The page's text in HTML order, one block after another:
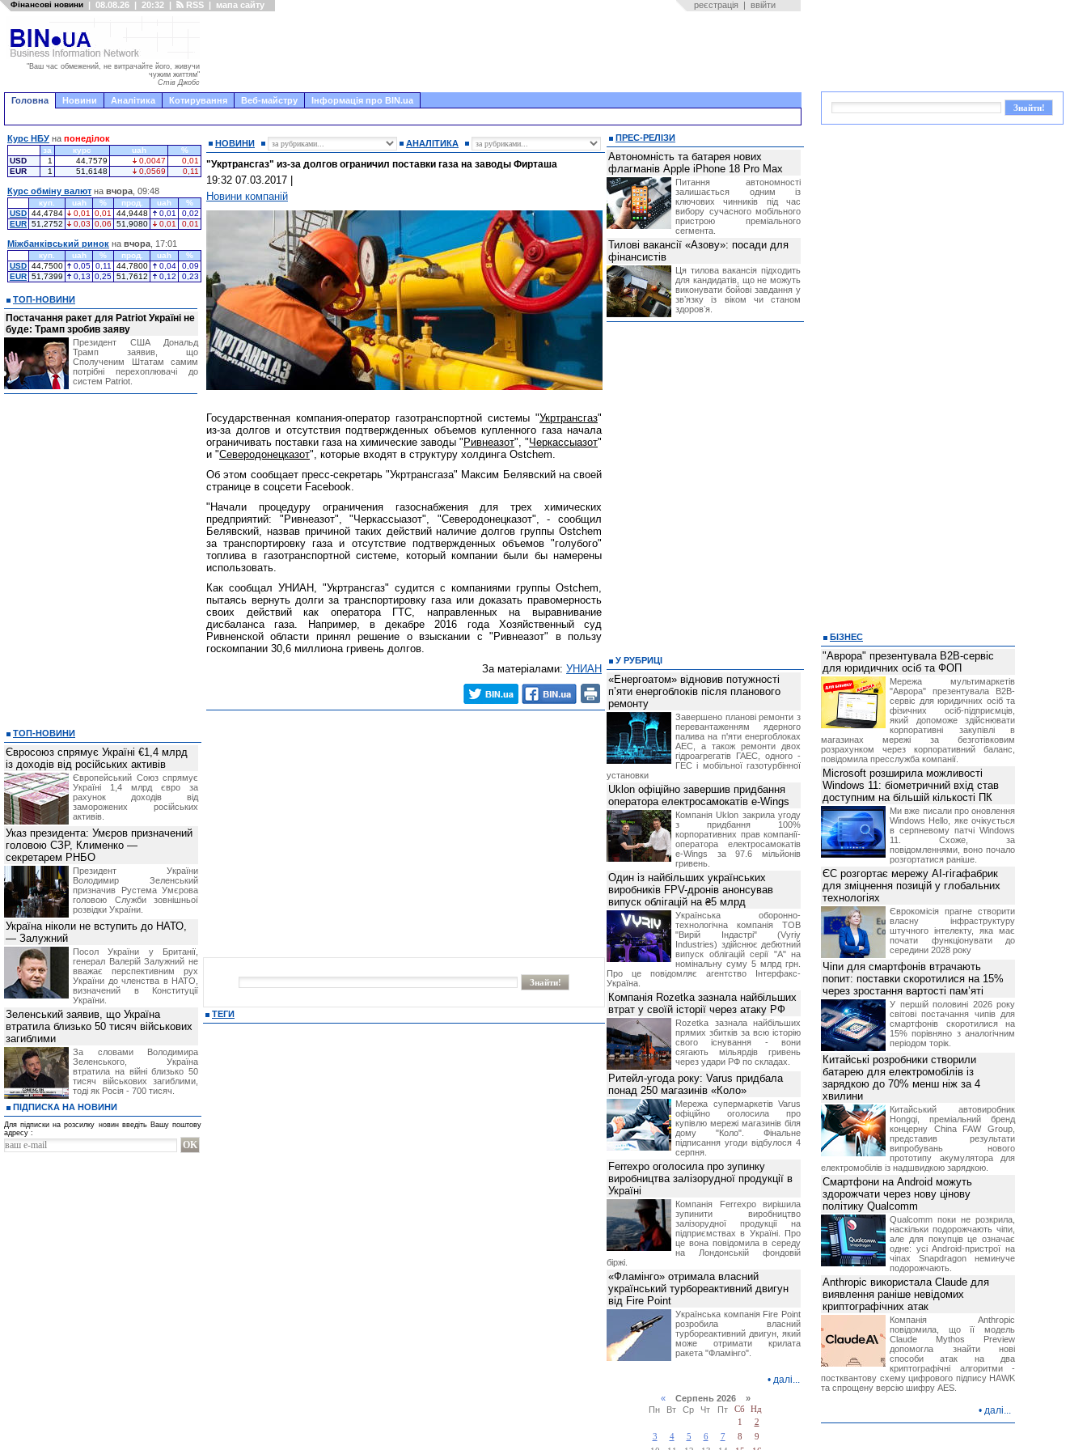
Фінансові новини | 08.08.26 | 20:32 | RSS | мапа сайту реєстрація | ввійти
"Ваш час обмежений, не витрачайте його, живучи
чужим життям"
Стів Джобс
Головна Новини Аналітика Котирування Веб-майстру Інформація про BIN.ua
НОВИНИ АНАЛІТИКА
"Укртрансгаз" из-за долгов ограничил поставки газа на заводы Фирташа
19:32 07.03.2017
Новини компаній
Государственная компания-оператор газотранспортной системы "Укртрансгаз"
из-за долгов и отсутствия подтвержденных объемов купленного газа начала
ограничивать поставки газа на химические заводы " Ривнеазот", "Черкассыазот"
и "Северодонецказот", которые входят в структуру холдинга Ostchem.
Об этом сообщает пресс-секретарь "Укртрансгаза" Максим Белявский на своей
странице в соцсети Facebook.
"Начали процедуру ограничения газоснабжения для трех химических
предприятий: "Ривнеазот", "Черкассыазот", "Северодонецказот", - сообщил
Белявский, назвав причиной таких действий наличие долгов группы Ostchem
за транспортировку газа и отсутствие подтвержденных объемов "голубого"
топлива в газотранспортной системе, который компании были бы намерены
использовать.
Как сообщал УНИАН, "Укртрансгаз" судится с компаниями группы Ostchem,
пытаясь вернуть долги за транспортировку газа или доказать правомерность
своих действий как оператора ГТС, направленных на выравнивание
дисбаланса газа. Например, в декабре 2016 года Хозяйственный суд
Ривненской области принял решение о взыскании с "Ривнеазот" в пользу
госкомпании 30,6 миллиона гривень долгов.
За матеріалами: УНИАН
ТЕГИ
Курс НБУ на понеділок
за курс uah
%
USD
1 44,7579 0,0047
0,01
EUR
1 51,6148 0,0569 0,11
Курс обміну валют на вчора , 09:48
куп. uah % прод. uah
%
USD 44,4784 0,01 0,01 44,9448 0,01
0,02
EUR 51,2752 0,03 0,06 51,9080 0,01 0,01
Міжбанківський ринок на вчора , 17:01
куп. uah % прод. uah
%
USD 44,7500 0,05 0,11 44,7800 0,04
0,09
EUR 51,7399 0,13 0,25 51,7612 0,12 0,23
ТОП-НОВИНИ
Постачання ракет для Patriot Україні не
буде: Трамп зробив заяву
Президент США Дональд
Трамп заявив, що
Сполученим Штатам самим
потрібні перехоплювачі до
систем Patriot.
ТОП-НОВИНИ
Євросоюз спрямує Україні €1,4 млрд
із доходів від російських активів
Європейський Союз спрямує
Україні 1,4 млрд євро за
рахунок доходів від
заморожених російських
активів.
Указ президента: Умєров призначений
головою СЗР, Клименко —
секретарем РНБО
Президент України
Володимир Зеленський
призначив Pустема Умєрова
головою Служби зовнішньої
розвідки України.
Україна ніколи не вступить до НАТО,
— Залужний
Посол України у Британії,
генерал Валерій Залужний не
вважає перспективним рух
України до членства в НАТО,
визначений в Конституції
України.
Зеленський заявив, що Україна
втратила близько 50 тисяч військових
загиблими
За словами Володимира
Зеленського, Україна
втратила на війні близько 50
тисяч військових загиблими,
тоді як Росія - 700 тисяч.
ПІДПИСКА НА НОВИНИ
Для підписки на розсилку новин введіть Вашу поштову
адресу :
ПРЕС-РЕЛІЗИ
Автономність та батарея нових
флагманів Apple iPhone 18 Pro Max
Питання автономності
залишається одним із
ключових чинників під час
вибору сучасного мобільного
пристрою преміального
сегмента.
Тилові вакансії «Азову»: посади для
фінансистів
Ця тилова вакансія підходить
для кандидатів, що не можуть
виконувати бойові завдання у
звʼязку із віком чи станом
здоровʼя.
У РУБРИЦІ
«Енергоатом» відновив потужності
п’яти енергоблоків після планового
ремонту
Завершено планові ремонти з
перевантаженням ядерного
палива на п'яти енергоблоках
АЕС, а також ремонти двох
гідроагрегатів ГАЕС, одного -
ГЕС і мобільної газотурбінної
установки
Uklon офіційно завершив придбання
оператора електросамокатів e-Wings
Компанія Uklon закрила угоду
з придбання 100%
корпоративних прав компанії-
оператора електросамокатів
e-Wings за 97.6 мільйонів
гривень.
Один із найбільших українських
виробників FPV-дронів анонсував
випуск облігацій на ₴5 млрд
Українська оборонно-
технологічна компанія ТОВ
"Вирій Індастрі" (Vyriy
Industries) здійснює дебютний
випуск облігацій серії "А" на
номінальну суму 5 млрд грн.
Про це повідомляє агентство Інтерфакс-
Україна.
Компанія Rozetka зазнала найбільших
втрат у своїй історії через атаку РФ
Rozetka зазнала найбільших
прямих збитків за всю історію
свого існування - вони
сягають мільярдів гривень
через удари РФ по складах.
Ритейл-угода року: Varus придбала
понад 250 магазинів «Коло»
Мережа супермаркетів Varus
офіційно оголосила про
купівлю мережі магазинів біля
дому "Коло". Фінальне
підписання угоди відбулося 4
серпня.
Ferrexpo оголосила про зупинку
виробництва залізорудної продукції в
Україні
Компанія Ferrexpo вирішила
зупинити виробництво
залізорудної продукції на
підприємствах в Україні. Про
це вона повідомила в середу
на Лондонській фондовій
біржі.
«Фламінго» отримала власний
український турбореактивний двигун
від Fire Point
Українська компанія Fire Point
розробила власний
турбореактивний двигун, який
може отримати крилата
ракета "Фламінго".
• далі...
«Серпень 2026 »
Пн
Вт Ср Чт Пт Сб
Нд
1
2
3
4 5 6 7 8
9
БІЗНЕС
"Аврора" презентувала B2B-сервіс
для юридичних осіб та ФОП
Мережа мультимаркетів
"Аврора" презентувала B2B-
сервіс для юридичних осіб та
фізичних осіб-підприємців,
який допоможе здійснювати
корпоративні закупівлі в
магазинах мережі за безготівковим
розрахунком через корпоративний баланс,
повідомила пресслужба компанії.
Microsoft розширила можливості
Windows 11: біометричний вхід став
доступним на більшій кількості ПК
Ми вже писали про оновлення
Windows Hello, яке очікується
в серпневому патчі Windows
11. Схоже, за
повідомленнями, воно почало
розгортатися раніше.
ЄС розгортає мережу AI-гігафабрик
для зміцнення позицій у глобальних
технологіях
Єврокомісія прагне створити
власну інфраструктуру
штучного інтелекту, яка має
почати функціонувати до
середини 2028 року
Чіпи для смартфонів втрачають
попит: поставки скоротилися на 15%
через зростання вартості пам’яті
У першій половині 2026 року
світові постачання чипів для
смартфонів скоротилися на
15% порівняно з аналогічним
періодом торік.
Китайські розробники створили
батарею для електромобілів із
зарядкою до 70% менш ніж за 4
хвилини
Китайський автовиробник
Hongqi, преміальний бренд
концерну China FAW Group,
представив результати
випробувань нового
прототипу акумулятора для
електромобілів із надшвидкою зарядкою.
Смартфони на Android можуть
здорожчати через нову цінову
політику Qualcomm
Qualcomm поки не розкрила,
наскільки подорожчають чіпи,
але для покупців це означає
одне: усі Android-пристрої на
чіпах Snapdragon неминуче
подорожчають.
Anthropic використала Claude для
виявлення раніше невідомих
криптографічних атак
Компанія Anthropic
повідомила, що її модель
Claude Mythos Preview
допомогла знайти нові
способи атак на два
криптографічні алгоритми -
постквантову схему цифрового підпису HAWK
та спрощену версію шифру AES.
• далі...